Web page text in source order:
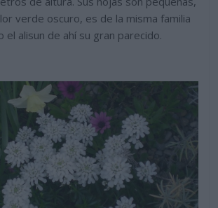
verde oscuro, es de la misma familia
el alisun de ahí su gran parecido.